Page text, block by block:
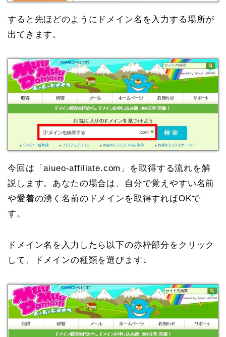
すると先ほどのようにドメイン名を入力する場所が
出てきます。
今回は「aiueo-affiliate.com」を取得する流れを解
説します。あなたの場合は、自分で覚えやすい名前
や愛着の湧く名前のドメインを取得すればOKで
す。
ドメイン名を入力したら以下の赤枠部分をクリック
して、ドメインの種類を選びます↓